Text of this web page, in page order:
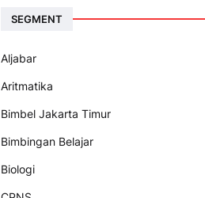
SEGMENT
Aljabar
Aritmatika
Bimbel Jakarta Timur
Bimbingan Belajar
Biologi